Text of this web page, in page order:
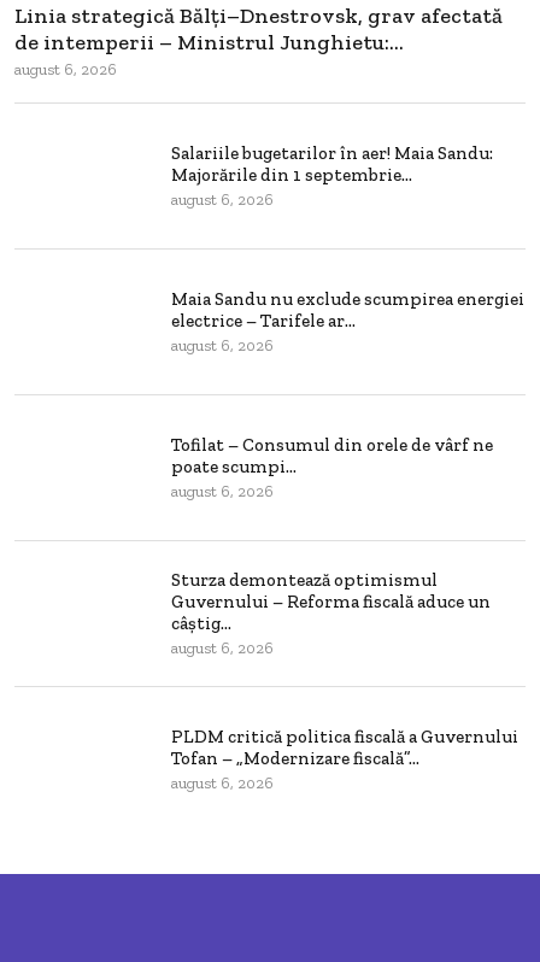
Linia strategică Bălți–Dnestrovsk, grav afectată
de intemperii – Ministrul Junghietu:...
august 6, 2026
Salariile bugetarilor în aer! Maia Sandu:
Majorările din 1 septembrie...
august 6, 2026
Maia Sandu nu exclude scumpirea energiei
electrice – Tarifele ar...
august 6, 2026
Tofilat – Consumul din orele de vârf ne
poate scumpi...
august 6, 2026
Sturza demontează optimismul
Guvernului – Reforma fiscală aduce un
câștig...
august 6, 2026
PLDM critică politica fiscală a Guvernului
Tofan – „Modernizare fiscală”...
august 6, 2026